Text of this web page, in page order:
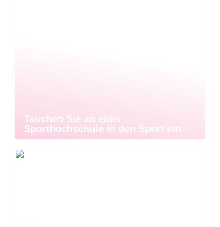
Tauchen Sie an einer
Sporthochschule in den Sport ein.